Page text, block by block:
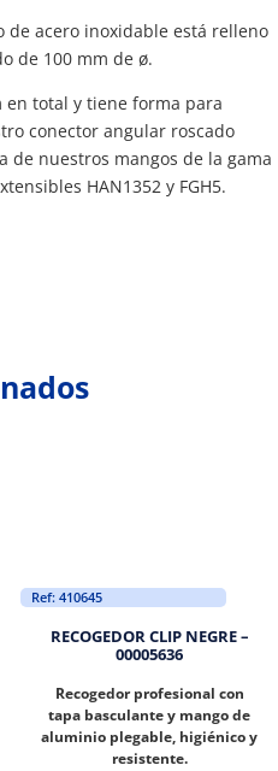
de acero inoxidable está relleno
de 100 mm de ø.
total y tiene forma para
conector angular roscado
de nuestros mangos de la gama
HAN1352 y FGH5.
Ref: 410645
RECOGEDOR CLIP NEGRE –
00005636
Recogedor profesional con
tapa basculante y mango de
aluminio plegable, higiénico y
resistente.